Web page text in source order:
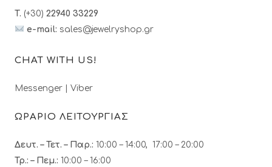
T. (+30) 22940 33229
e-mail: sales@jewelryshop.gr
CHAT WITH US!
Messenger Viber
ΩΡΑΡΙΟ ΛΕΙΤΟΥΡΓΙΑΣ
Δευτ. – Τετ. – Παρ.: 10:00 – 14:00, 17:00 – 20:00
Τρ.: – Πεμ.: 10:00 – 16:00